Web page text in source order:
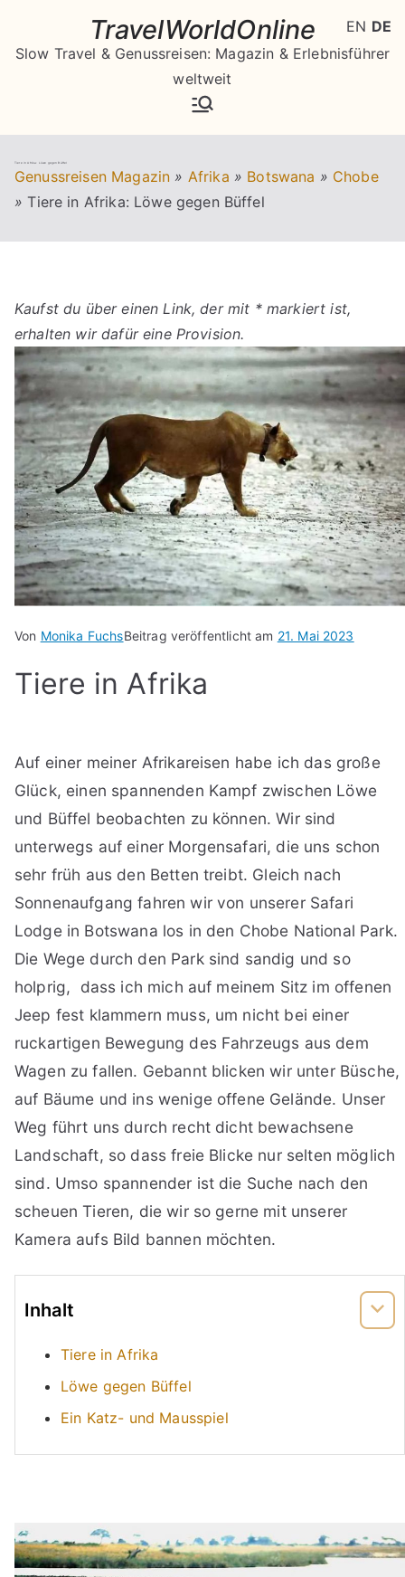
springen
TravelWorldOnline
Slow Travel & Genussreisen: Magazin & Erlebnisführer
weltweit
Tiere in Afrika: Löwe gegen Büffel
Genussreisen Magazin » Afrika » Botswana » Chobe
» Tiere in Afrika: Löwe gegen Büffel
Kaufst du über einen Link, der mit * markiert ist,
erhalten wir dafür eine Provision.
Von Monika FuchsBeitrag veröffentlicht am 21. Mai 2023
Tiere in Afrika
Auf einer meiner Afrikareisen habe ich das große
Glück, einen spannenden Kampf zwischen Löwe
und Büffel beobachten zu können. Wir sind
unterwegs auf einer Morgensafari, die uns schon
sehr früh aus den Betten treibt. Gleich nach
Sonnenaufgang fahren wir von unserer Safari
Lodge in Botswana los in den Chobe National Park.
Die Wege durch den Park sind sandig und so
holprig, dass ich mich auf meinem Sitz im offenen
Jeep fest klammern muss, um nicht bei einer
ruckartigen Bewegung des Fahrzeugs aus dem
Wagen zu fallen. Gebannt blicken wir unter Büsche,
auf Bäume und ins wenige offene Gelände. Unser
Weg führt uns durch recht dicht bewachsene
Landschaft, so dass freie Blicke nur selten möglich
sind. Umso spannender ist die Suche nach den
scheuen Tieren, die wir so gerne mit unserer
Kamera aufs Bild bannen möchten.
Inhalt
Tiere in Afrika
Löwe gegen Büffel
Ein Katz- und Mausspiel
EN DE